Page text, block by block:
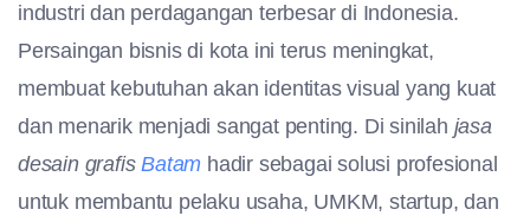
industri dan perdagangan terbesar di Indonesia.
Persaingan bisnis di kota ini terus meningkat,
membuat kebutuhan akan identitas visual yang kuat
dan menarik menjadi sangat penting. Di sinilah jasa
desain grafisBatam hadir sebagai solusi profesional
untuk membantu pelaku usaha, UMKM, startup, dan